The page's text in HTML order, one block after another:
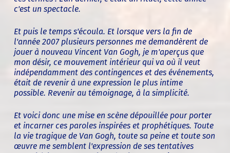
c'est un spectacle.
Et puis le temps s'écoula. Et lorsque vers la fin de
l'année 2007 plusieurs personnes me demandèrent de
jouer à nouveau Vincent Van Gogh, je m'aperçus que
mon désir, ce mouvement intérieur qui va où il veut
indépendamment des contingences et des événements,
était de revenir à une expression le plus intime
possible. Revenir au témoignage, à la simplicité.
Et voici donc une mise en scène dépouillée pour porter
et incarner ces paroles inspirées et prophétiques. Toute
la vie tragique de Van Gogh, toute sa peine et toute son
œuvre me semblent l'expression de ses tentatives